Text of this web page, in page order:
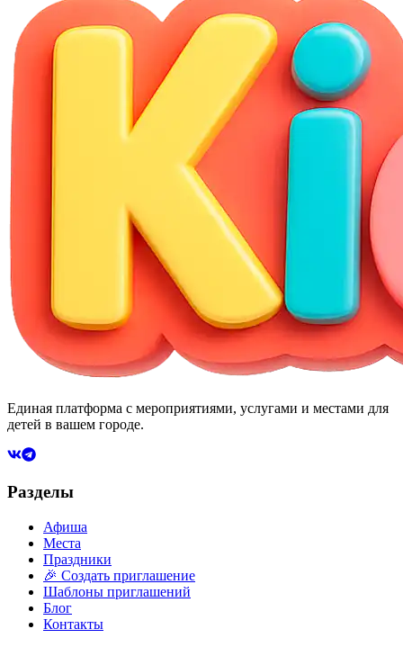
Единая платформа с мероприятиями, услугами и местами для
детей в вашем городе.
Разделы
Афиша
Места
Праздники
🎉 Создать приглашение
Шаблоны приглашений
Блог
Контакты